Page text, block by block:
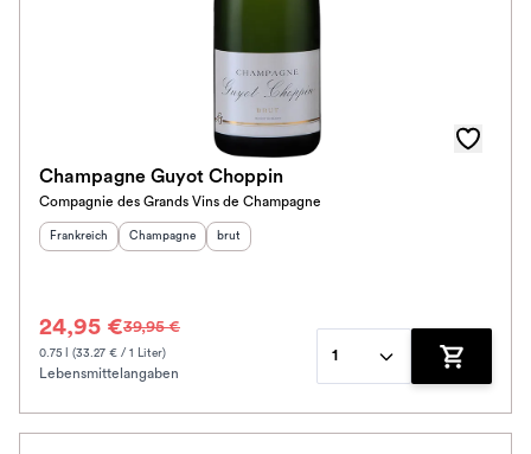
Champagne Guyot Choppin
Compagnie des Grands Vins de Champagne
Herkunftsland
Frankreich Herkunftsregion :
Champagne Geschmack
brut
24,95 €39,95 €
0.75 l (33.27 € / 1 Liter)
Lebensmittelangaben
1
Zum